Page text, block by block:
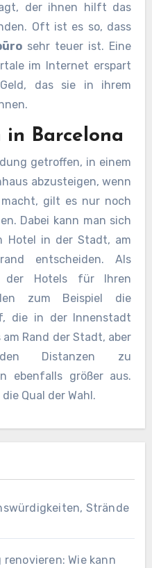
der ihnen hilft das
Oft ist es so, dass
sehr teuer ist. Eine
im Internet erspart
das sie in ihrem
Barcelona
getroffen, in einem
abzusteigen, wenn
gilt es nur noch
Dabei kann man sich
Hotel in der Stadt, am
entscheiden. Als
der Hotels für Ihren
zum Beispiel die
die in der Innenstadt
Rand der Stadt, aber
Distanzen zu
ebenfalls größer aus.
Qual der Wahl.
Strände
Wie kann